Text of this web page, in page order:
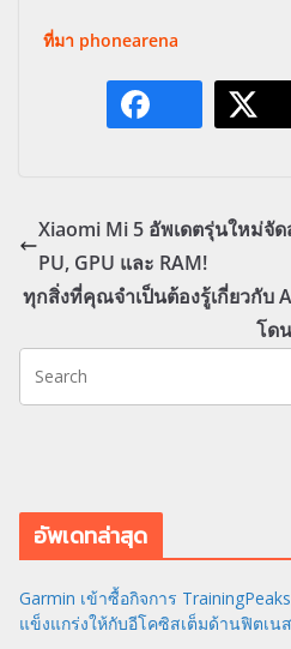
ที่มา phonearena
Xiaomi Mi 5 อัพเดตรุ่นใหม่จั
PU, GPU และ RAM!
ทุกสิ่งที่คุณจำเป็นต้องรู้เกี่ยวกับ
โด
อัพเดทล่าสุด
Garmin เข้าซื้อกิจการ
แข็งแกร่งให้กับอีโคซิสเต็มด้านฟิตเน